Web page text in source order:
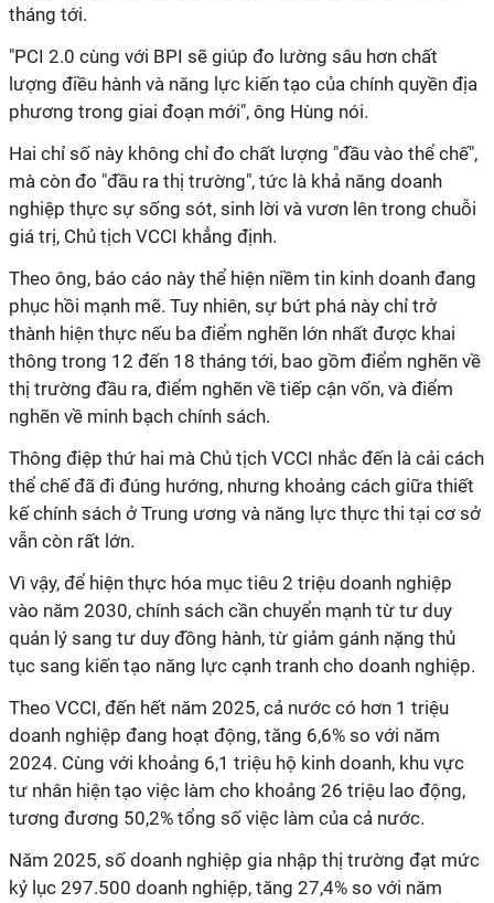
tháng tới.
"PCI 2.0 cùng với BPI sẽ giúp đo lường sâu hơn chất
lượng điều hành và năng lực kiến tạo của chính quyền địa
phương trong giai đoạn mới", ông Hùng nói.
Hai chỉ số này không chỉ đo chất lượng "đầu vào thể chế",
mà còn đo "đầu ra thị trường", tức là khả năng doanh
nghiệp thực sự sống sót, sinh lời và vươn lên trong chuỗi
giá trị, Chủ tịch VCCI khẳng định.
Theo ông, báo cáo này thể hiện niềm tin kinh doanh đang
phục hồi mạnh mẽ. Tuy nhiên, sự bứt phá này chỉ trở
thành hiện thực nếu ba điểm nghẽn lớn nhất được khai
thông trong 12 đến 18 tháng tới, bao gồm điểm nghẽn về
thị trường đầu ra, điểm nghẽn về tiếp cận vốn, và điểm
nghẽn về minh bạch chính sách.
Thông điệp thứ hai mà Chủ tịch VCCI nhắc đến là cải cách
thể chế đã đi đúng hướng, nhưng khoảng cách giữa thiết
kế chính sách ở Trung ương và năng lực thực thi tại cơ sở
vẫn còn rất lớn.
Vì vậy, để hiện thực hóa mục tiêu 2 triệu doanh nghiệp
vào năm 2030, chính sách cần chuyển mạnh từ tư duy
quản lý sang tư duy đồng hành, từ giảm gánh nặng thủ
tục sang kiến tạo năng lực cạnh tranh cho doanh nghiệp.
Theo VCCI, đến hết năm 2025, cả nước có hơn 1 triệu
doanh nghiệp đang hoạt động, tăng 6,6% so với năm
2024. Cùng với khoảng 6,1 triệu hộ kinh doanh, khu vực
tư nhân hiện tạo việc làm cho khoảng 26 triệu lao động,
tương đương 50,2% tổng số việc làm của cả nước.
Năm 2025, số doanh nghiệp gia nhập thị trường đạt mức
kỷ lục 297.500 doanh nghiệp, tăng 27,4% so với năm